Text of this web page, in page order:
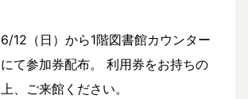
6/12（日）から1階図書館カウンター
にて参加券配布。 利用券をお持ちの
上、ご来館ください。